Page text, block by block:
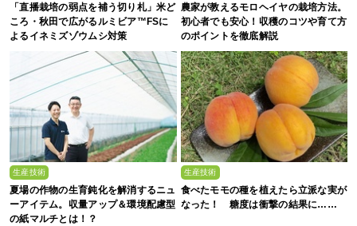
「直播栽培の弱点を補う切り札」米ど
ころ・秋田で広がるルミビア™FSに
よるイネミズゾウムシ対策
農家が教えるモロヘイヤの栽培方法。
初心者でも安心！収穫のコツや育て方
のポイントを徹底解説
生産技術
夏場の作物の生育鈍化を解消するニュ
ーアイテム。収量アップ＆環境配慮型
の紙マルチとは！？
生産技術
食べたモモの種を植えたら立派な実が
なった！ 糖度は衝撃の結果に……